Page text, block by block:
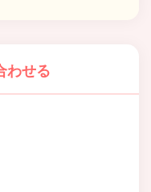
わせる